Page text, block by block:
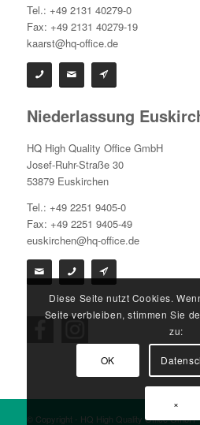
Tel.: +49 2131 40279-0
Fax: +49 2131 40279-19
kaarst@hq-office.de
Niederlassung
HQ High Quality Office GmbH
Josef-Ruhr-Straße 30
53879 Euskirchen
Tel.: +49 2251 9405-0
Fax: +49 2251 9405-49
euskirchen@hq-office.de
© Copyright - HQ High Quality Office GmbH
Diese Seite nutzt Cookies.
Seite verbleiben, stimmen Sie
zu:
OK
×